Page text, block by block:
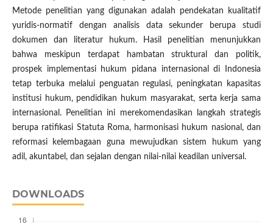
Metode penelitian yang digunakan adalah pendekatan kualitatif
yuridis-normatif dengan analisis data sekunder berupa studi
dokumen dan literatur hukum. Hasil penelitian menunjukkan
bahwa meskipun terdapat hambatan struktural dan politik,
prospek implementasi hukum pidana internasional di Indonesia
tetap terbuka melalui penguatan regulasi, peningkatan kapasitas
institusi hukum, pendidikan hukum masyarakat, serta kerja sama
internasional. Penelitian ini merekomendasikan langkah strategis
berupa ratifikasi Statuta Roma, harmonisasi hukum nasional, dan
reformasi kelembagaan guna mewujudkan sistem hukum yang
adil, akuntabel, dan sejalan dengan nilai-nilai keadilan universal.
DOWNLOADS